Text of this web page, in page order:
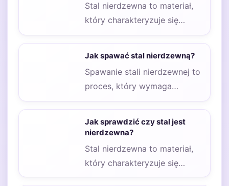
Pierwszym…
Stal nierdzewna to materiał,
który charakteryzuje się
wyjątkową odpornością na
wytrzymałością. Główne…
Jak spawać stal nierdzewną?
Spawanie stali nierdzewnej to
proces, który wymaga
zastosowania odpowiednich
uzyskać trwałe…
Jak sprawdzić czy stal jest
nierdzewna?
Stal nierdzewna to materiał,
który charakteryzuje się
wyjątkową odpornością na